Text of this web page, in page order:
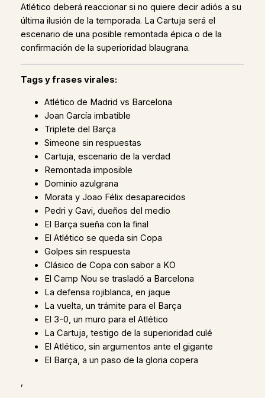
Atlético deberá reaccionar si no quiere decir adiós a su
última ilusión de la temporada. La Cartuja será el
escenario de una posible remontada épica o de la
confirmación de la superioridad blaugrana.
Tags y frases virales:
Atlético de Madrid vs Barcelona
Joan García imbatible
Triplete del Barça
Simeone sin respuestas
Cartuja, escenario de la verdad
Remontada imposible
Dominio azulgrana
Morata y Joao Félix desaparecidos
Pedri y Gavi, dueños del medio
El Barça sueña con la final
El Atlético se queda sin Copa
Golpes sin respuesta
Clásico de Copa con sabor a KO
El Camp Nou se trasladó a Barcelona
La defensa rojiblanca, en jaque
La vuelta, un trámite para el Barça
El 3-0, un muro para el Atlético
La Cartuja, testigo de la superioridad culé
El Atlético, sin argumentos ante el gigante
El Barça, a un paso de la gloria copera
,